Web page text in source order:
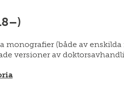
monografier (både av
versioner av